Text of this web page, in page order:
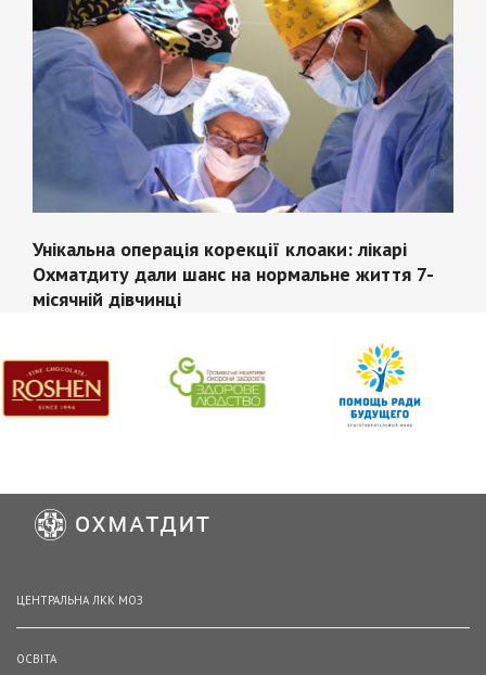
Унікальна операція корекції клоаки: лікарі
Охматдиту дали шанс на нормальне життя 7-
місячній дівчинці
ЦЕНТРАЛЬНА ЛКК МОЗ
ОСВІТА